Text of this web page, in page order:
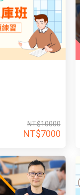
NT$10000
NT$7000